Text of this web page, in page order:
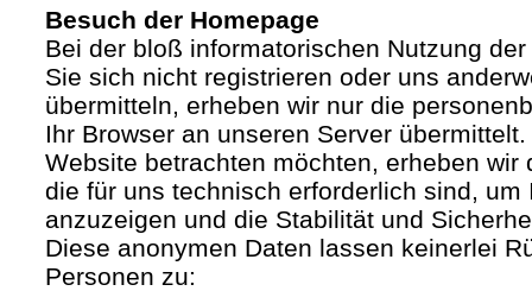
Besuch der Homepage
Bei der bloß informatorischen Nutzung
Sie sich nicht registrieren oder uns
übermitteln, erheben wir nur die
Ihr Browser an unseren Server
Website betrachten möchten, erheben wir
die für uns technisch erforderlich sind, um
anzuzeigen und die Stabilität und
Diese anonymen Daten lassen keinerlei
Personen zu: